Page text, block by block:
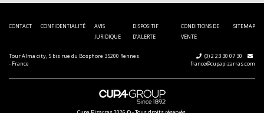
CONTACT CONFIDENTIALITÉ
AVIS
JURIDIQUE
DISPOSITIF
D’ALERTE
CONDITIONS DE
VENTE
SITEMAP
Tour Alma city, 5 bis rue du Bosphore 35200 Rennes
- France
(0) 2 23 30 07 30
france@cupapizarras.com